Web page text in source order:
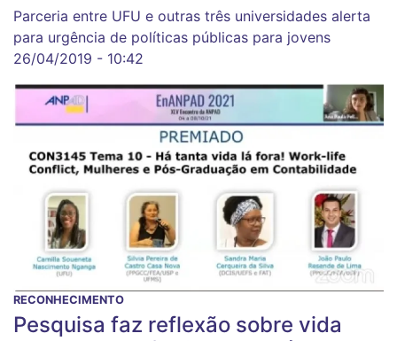
Parceria entre UFU e outras três universidades alerta
para urgência de políticas públicas para jovens
26/04/2019 - 10:42
RECONHECIMENTO
Pesquisa faz reflexão sobre vida